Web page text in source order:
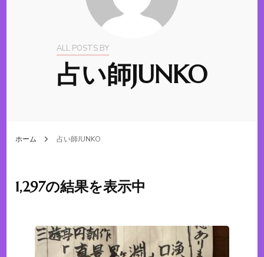
ALL POSTS BY
占い師JUNKO
ホーム 占い師JUNKO
1,297の結果を表示中